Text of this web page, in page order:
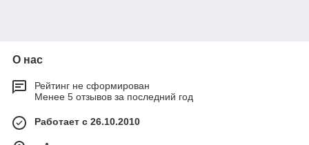
О нас
Рейтинг не сформирован
Менее 5 отзывов за последний год
Работает с 26.10.2010